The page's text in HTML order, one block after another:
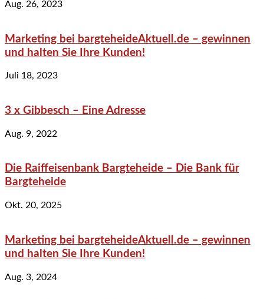
Aug. 26, 2023
Marketing bei bargteheideAktuell.de – gewinnen
und halten Sie Ihre Kunden!
Juli 18, 2023
3 x Gibbesch – Eine Adresse
Aug. 9, 2022
Die Raiffeisenbank Bargteheide – Die Bank für
Bargteheide
Okt. 20, 2025
Marketing bei bargteheideAktuell.de – gewinnen
und halten Sie Ihre Kunden!
Aug. 3, 2024